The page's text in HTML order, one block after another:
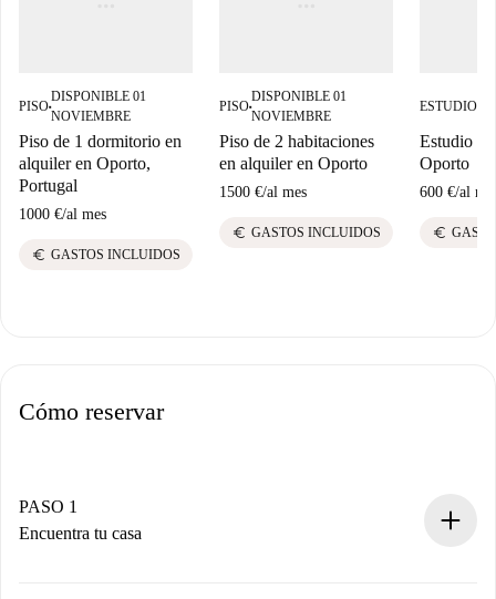
PISO■
DISPONIBLE 01
NOVIEMBRE
Piso de 1 dormitorio en
alquiler en Oporto,
Portugal
1000 €/al mes
euro GASTOS INCLUIDOS
PISO■
DISPONIBLE 01
NOVIEMBRE
Piso de 2 habitaciones
en alquiler en Oporto
1500 €/al mes
euro GASTOS INCLUIDOS
ESTUDIO
Estudio
Oporto
600 €/al
euro
Cómo reservar
PASO 1
Encuentra tu casa